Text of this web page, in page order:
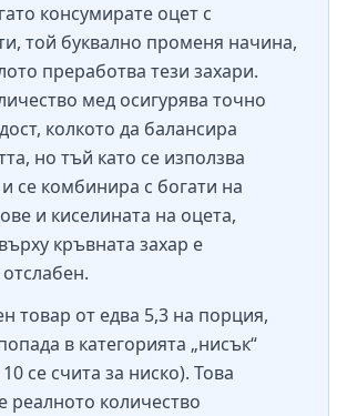
консумирате оцет с
той буквално променя начина,
преработва тези захари.
мед осигурява точно
колкото да балансира
но тъй като се използва
се комбинира с богати на
и киселината на оцета,
кръвната захар е
товар от едва 5,3 на порция,
в категорията „нисък“
се счита за ниско). Това
реалното количество